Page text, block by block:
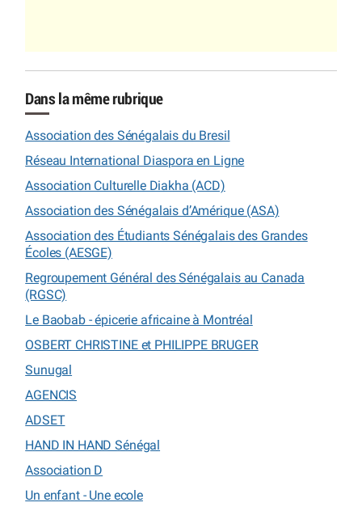
Dans la même rubrique
Association des Sénégalais du Bresil
Réseau International Diaspora en Ligne
Association Culturelle Diakha (ACD)
Association des Sénégalais d’Amérique (ASA)
Association des Étudiants Sénégalais des Grandes
Écoles (AESGE)
Regroupement Général des Sénégalais au Canada
(RGSC)
Le Baobab - épicerie africaine à Montréal
OSBERT CHRISTINE et PHILIPPE BRUGER
Sunugal
AGENCIS
ADSET
HAND IN HAND Sénégal
Association D
Un enfant - Une ecole